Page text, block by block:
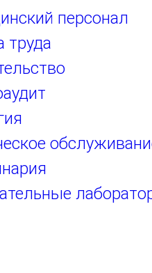
персонал
труда